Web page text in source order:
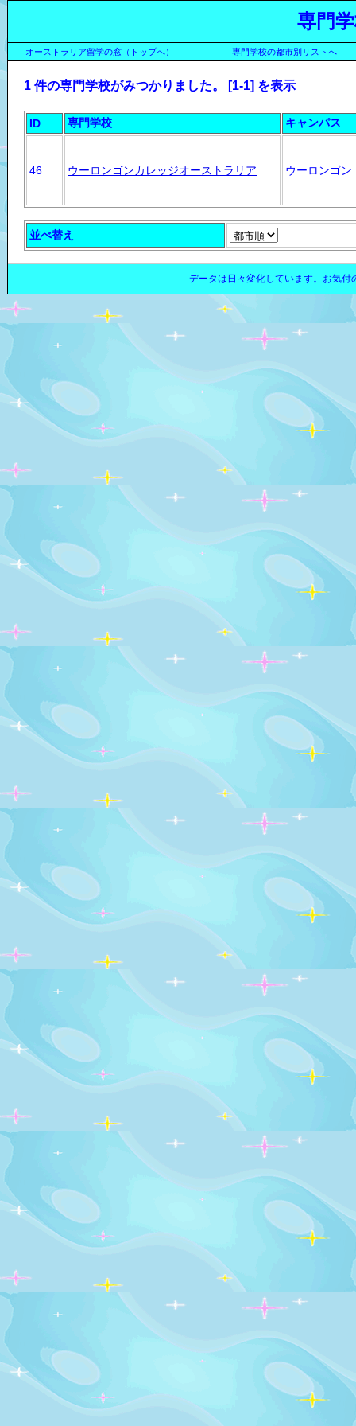
専門
オーストラリア留学の窓（トップへ） 専門学校の都市別リストへ
1 件の専門学校がみつかりました。 [1-1] を表示
ID 専門学校 キャンパス
46 ウーロンゴンカレッジオーストラリア ウーロンゴン
並べ替え
データは日々変化しています。お気付